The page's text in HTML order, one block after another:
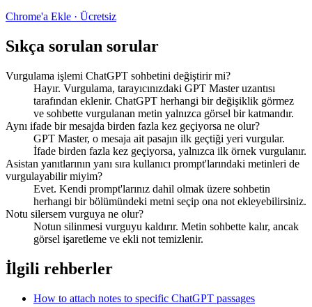
Chrome'a Ekle · Ücretsiz
Sıkça sorulan sorular
Vurgulama işlemi ChatGPT sohbetini değiştirir mi?
Hayır. Vurgulama, tarayıcınızdaki GPT Master uzantısı
tarafından eklenir. ChatGPT herhangi bir değişiklik görmez
ve sohbette vurgulanan metin yalnızca görsel bir katmandır.
Aynı ifade bir mesajda birden fazla kez geçiyorsa ne olur?
GPT Master, o mesaja ait pasajın ilk geçtiği yeri vurgular.
İfade birden fazla kez geçiyorsa, yalnızca ilk örnek vurgulanır.
Asistan yanıtlarının yanı sıra kullanıcı prompt'larındaki metinleri de
vurgulayabilir miyim?
Evet. Kendi prompt'larınız dahil olmak üzere sohbetin
herhangi bir bölümündeki metni seçip ona not ekleyebilirsiniz.
Notu silersem vurguya ne olur?
Notun silinmesi vurguyu kaldırır. Metin sohbette kalır, ancak
görsel işaretleme ve ekli not temizlenir.
İlgili rehberler
How to attach notes to specific ChatGPT passages